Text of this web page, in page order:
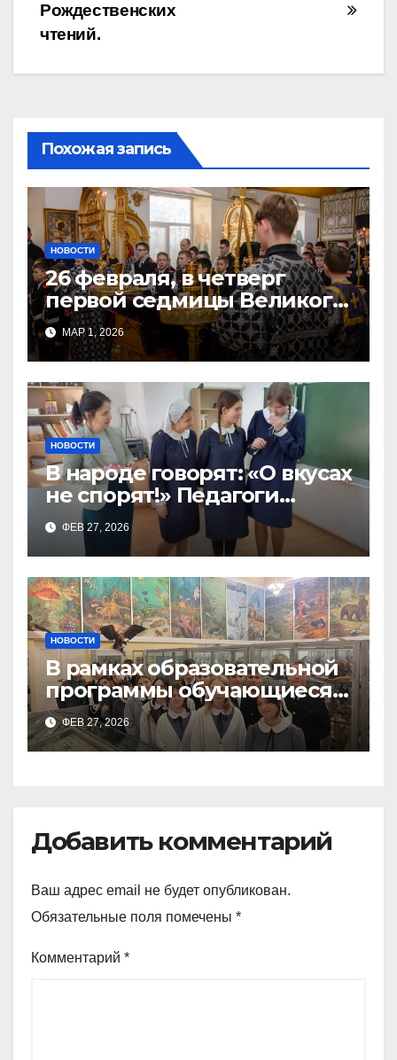
Рождественских
чтений.
Похожая запись
НОВОСТИ
26 февраля, в четверг
первой седмицы Великого
Поста, в Свято-Никольском
храме состоялось Великое
МАР 1, 2026
НОВОСТИ
В народе говорят: «О вкусах
не спорят!» Педагоги
поварского отделения
Тимченко О.О.
ФЕВ 27, 2026
НОВОСТИ
В рамках образовательной
программы обучающиеся
9а,8,9б классов посетили
зоологический музей и
ФЕВ 27, 2026
Добавить комментарий
Ваш адрес email не будет опубликован.
Обязательные поля помечены *
Комментарий *